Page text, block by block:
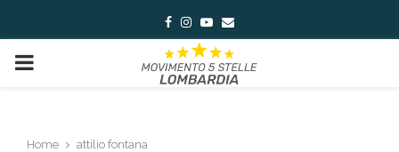
Facebook
Instagram
Youtube
Email
PRIMARY
Home attilio fontana